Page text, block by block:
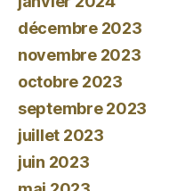
décembre 2023
novembre 2023
octobre 2023
septembre 2023
juillet 2023
juin 2023